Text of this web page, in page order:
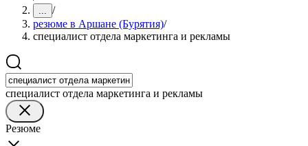
... /
резюме в Аршане (Бурятия)/
специалист отдела маркетинга и рекламы
специалист отдела маркетинга и рекламы
Резюме